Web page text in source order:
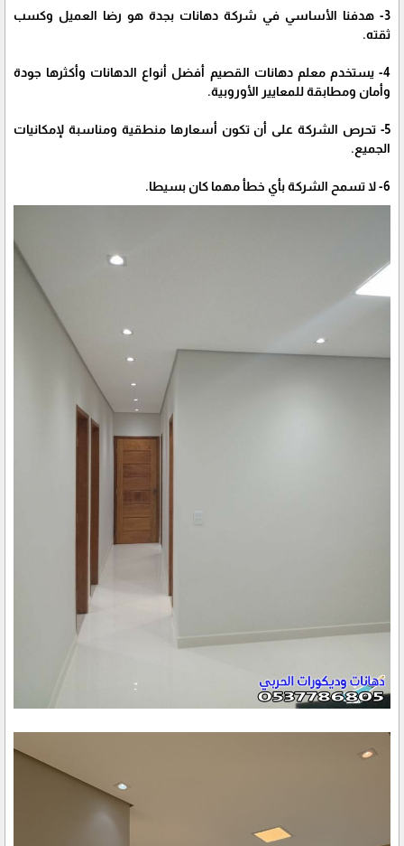
3- هدفنا الأساسي في شركة دهانات بجدة هو رضا العميل وكسب
ثقته.
4- يستخدم معلم دهانات القصيم أفضل أنواع الدهانات وأكثرها جودة
وأمان ومطابقة للمعايير الأوروبية.
5- تحرص الشركة على أن تكون أسعارها منطقية ومناسبة لإمكانيات
الجميع.
6- لا تسمح الشركة بأي خطأ مهما كان بسيطا.